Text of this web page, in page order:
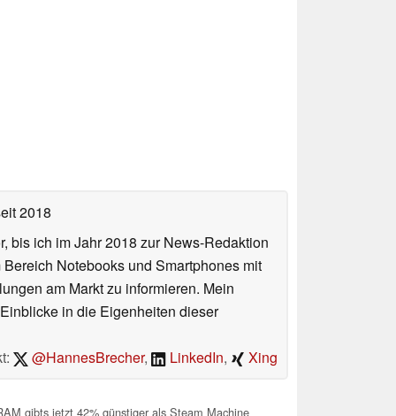
2018
bis ich im Jahr 2018 zur News-Redaktion
Notebooks und Smartphones mit
am Markt zu informieren. Mein
in die Eigenheiten dieser
@HannesBrecher, LinkedIn, Xing
gibts jetzt 42% günstiger als Steam Machine